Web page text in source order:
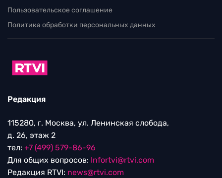
Пользовательское соглашение
Политика обработки персональных данных
Редакция
115280, г. Москва, ул. Ленинская слобода,
д. 26, этаж 2
тел: +7 (499) 579-86-96
Для общих вопросов: Infortvi@rtvi.com
Редакция RTVI: news@rtvi.com